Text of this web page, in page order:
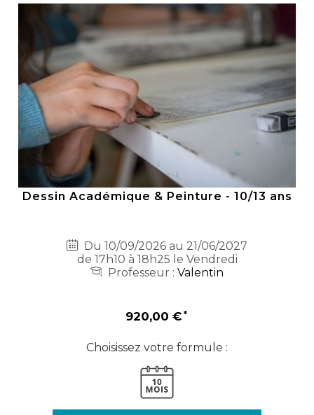
Dessin Académique & Peinture - 10/13 ans
Du 10/09/2026 au 21/06/2027
de 17h10 à 18h25 le Vendredi
Professeur : Valentin
920,00 €
Choisissez votre formule :